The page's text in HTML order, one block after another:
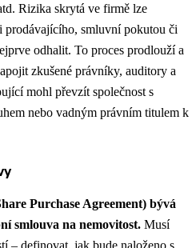
Rizika skrytá ve firmě lze
prodávajícího, smluvní pokutou či
odhalit​. To proces prodlouží a
zkušené právníky, auditory a
mohl převzít společnost s
nebo vadným právním titulem k
Purchase Agreement) bývá
smlouva na nemovitost. Musí
– definovat, jak bude naloženo s